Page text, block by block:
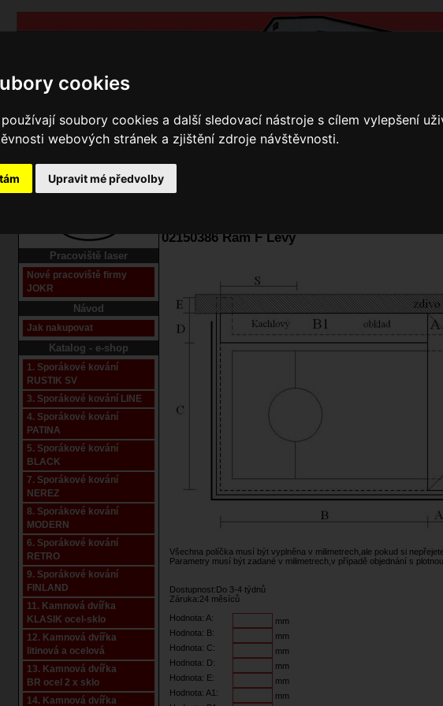
cookies
soubory cookies a další sledovací nástroje s cílem vylepšení
webových stránek a zjištění zdroje návštěvnosti.
Upravit mé předvolby
Domů Kontakty
Pracoviště laser
Nové pracoviště firmy
JOKR
Návod
Jak nakupovat
Katalog - e-shop
1. Sporákové kování
RUSTIK SV
3. Sporákové kování LINE
4. Sporákové kování
PATINA
5. Sporákové kování
BLACK
7. Sporákové kování
NEREZ
8. Sporákové kování
MODERN
6. Sporákové kování
RETRO
9. Sporákové kování
FINLAND
11. Kamnová dvířka
KLASIK ocel-sklo
12. Kamnová dvířka
litinová a ocelová
13. Kamnová dvířka
BR ocel 2 x sklo
14. Kamnová dvířka
02150386 Rám F Levý
Všechna políčka musí být vyplněna v milimetrech,ale pokud si
Parametry musí být zadané v milimetrech,v případě objednání s
Dostupnost:Do 3-4 týdnů
Záruka:24 měsíců
Hodnota: A:
mm
Hodnota: B:
mm
Hodnota: C:
mm
Hodnota: D:
mm
Hodnota: E:
mm
Hodnota: A1:
mm